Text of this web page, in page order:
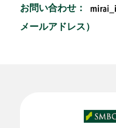
お問い合わせ：
メールアドレス）